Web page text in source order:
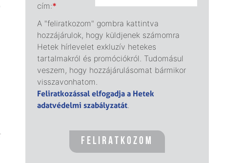
cím:*
A "feliratkozom" gombra kattintva
hozzájárulok, hogy küldjenek számomra
Hetek hírlevelet exkluzív hetekes
tartalmakról és promóciókról. Tudomásul
veszem, hogy hozzájárulásomat bármikor
visszavonhatom.
Feliratkozással elfogadja a Hetek
adatvédelmi szabályzatát.